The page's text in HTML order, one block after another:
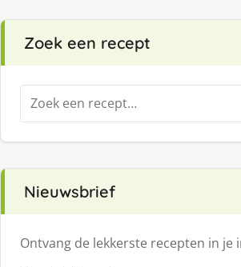
Zoek een recept
Zoeken
naar:
Nieuwsbrief
Ontvang de lekkerste recepten in je